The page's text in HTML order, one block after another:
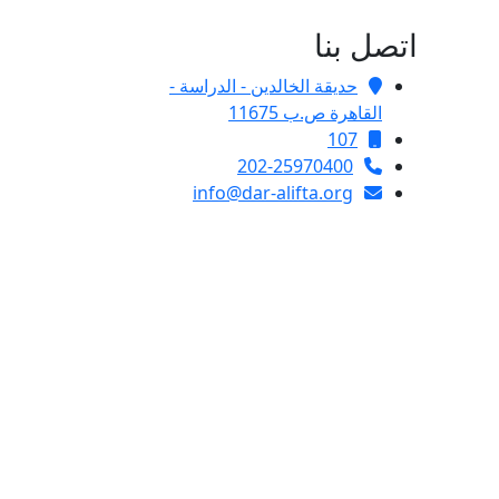
اتصل بنا
حديقة الخالدين - الدراسة -
القاهرة ص.ب 11675
107
202-25970400
info@dar-alifta.org